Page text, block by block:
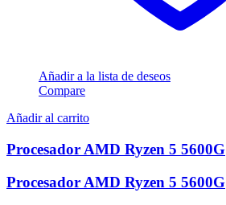
Añadir a la lista de deseos
Compare
Añadir al carrito
Procesador AMD Ryzen 5 5600G
Procesador AMD Ryzen 5 5600G